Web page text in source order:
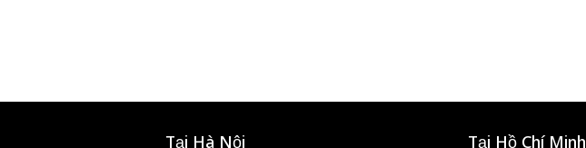
Tại Hà Nội Tại Hồ Chí Minh